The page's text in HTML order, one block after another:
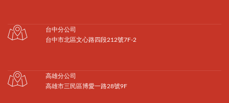
台中分公司
台中市北區文心路四段212號7F-2
高雄分公司
高雄市三民區博愛一路28號9F